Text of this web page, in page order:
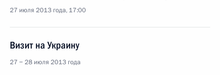
27 июля 2013 года, 17:00
Визит на Украину
27 − 28 июля 2013 года